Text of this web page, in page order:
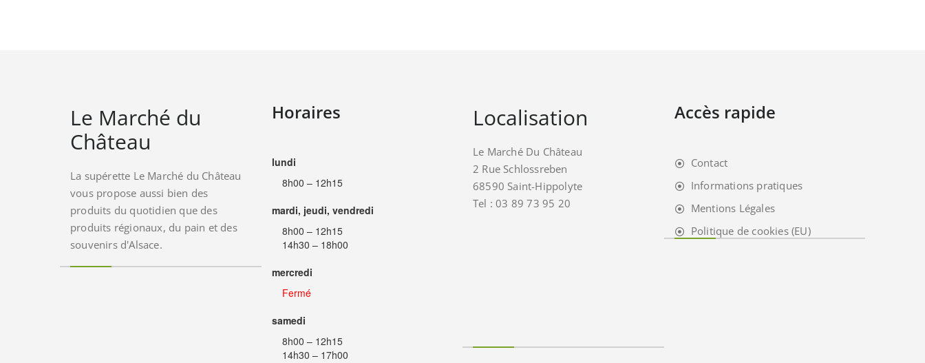
Le Marché du
Château
La supérette Le Marché du Château
vous propose aussi bien des
produits du quotidien que des
produits régionaux, du pain et des
souvenirs d'Alsace.
Horaires
lundi
8h00 – 12h15
mardi, jeudi, vendredi
8h00 – 12h15
14h30 – 18h00
mercredi
Fermé
samedi
8h00 – 12h15
14h30 – 17h00
Localisation
Le Marché Du Château
2 Rue Schlossreben
68590 Saint-Hippolyte
Tel : 03 89 73 95 20
Accès rapide
Contact
Informations pratiques
Mentions Légales
Politique de cookies (EU)